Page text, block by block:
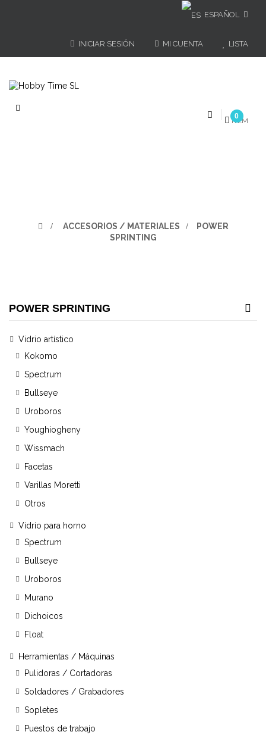
ESPAÑOL
INICIAR SESIÓN MI CUENTA LISTA
Navegación
0
ÍTEM
> ACCESORIOS / MATERIALES >
POWER
SPRINTING
POWER SPRINTING
Vidrio artístico
Kokomo
Spectrum
Bullseye
Uroboros
Youghiogheny
Wissmach
Facetas
Varillas Moretti
Otros
Vidrio para horno
Spectrum
Bullseye
Uroboros
Murano
Dichoicos
Float
Herramientas / Máquinas
Pulidoras / Cortadoras
Soldadores / Grabadores
Sopletes
Puestos de trabajo